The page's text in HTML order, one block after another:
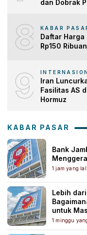
dan Dobrak
8 KABAR
Daftar
Rp150
9
Iran
Fasilitas AS
Hormuz
KABAR PASAR
Bank
1 jam yang
Lebih
untuk
1 minggu